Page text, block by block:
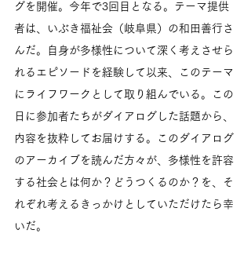
グを開催。今年で3回目となる。テーマ提供
者は、いぶき福祉会（岐阜県）の和田善行さ
んだ。自身が多様性について深く考えさせら
れるエピソードを経験して以来、このテーマ
にライフワークとして取り組んでいる。この
日に参加者たちがダイアログした話題から、
内容を抜粋してお届けする。このダイアログ
のアーカイブを読んだ方々が、多様性を許容
する社会とは何か？どうつくるのか？を、そ
れぞれ考えるきっかけとしていただけたら幸
いだ。